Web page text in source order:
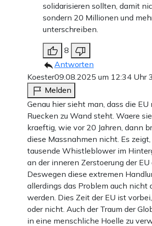
solidarisieren sollten, damit
sondern 20 Millionen und
unterschreiben.
8
Antworten
Koester09.08.2025 um 12:34 Uhr
Melden
Genau hier sieht man, dass die EU
Ruecken zu Wand steht. Waere
kraeftig, wie vor 20 Jahren, dann
diese Massnahmen nicht. Es zeigt,
tausende Whistleblower im
an der inneren Zerstoerung der EU
Deswegen diese extremen
allerdings das Problem auch nicht
werden. Dies Zeit der EU ist
oder nicht. Auch der Traum der
in eine menschliche Hoelle zu